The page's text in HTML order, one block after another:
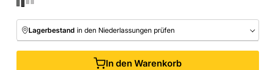
Lagerbestand in den Niederlassungen prüfen
NIEDERLASSUNGEN
In den Warenkorb